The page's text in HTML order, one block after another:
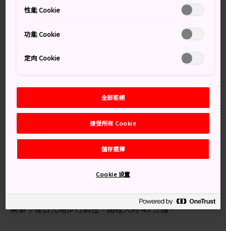
知識補給站
由勝道上人於 766 年所創立的輪王寺，至今仍是天台宗
建築的大規模翻新於 2020 年竣工，整個場地現對外開
交通方式
你可以從鄰近的主要電車站步行或乘搭巴士前往。
從日光車站或東武日光車站，乘搭世界遺產導覽巴士，前
步行至輪王寺的時間較長，不過日光
有許多值得一看的
美景；從日光站步行前往，路程大約 45 分鐘。
性能 Cookie
功能 Cookie
定向 Cookie
全部拒絕
接受所有 Cookie
儲存選擇
Cookie 设置